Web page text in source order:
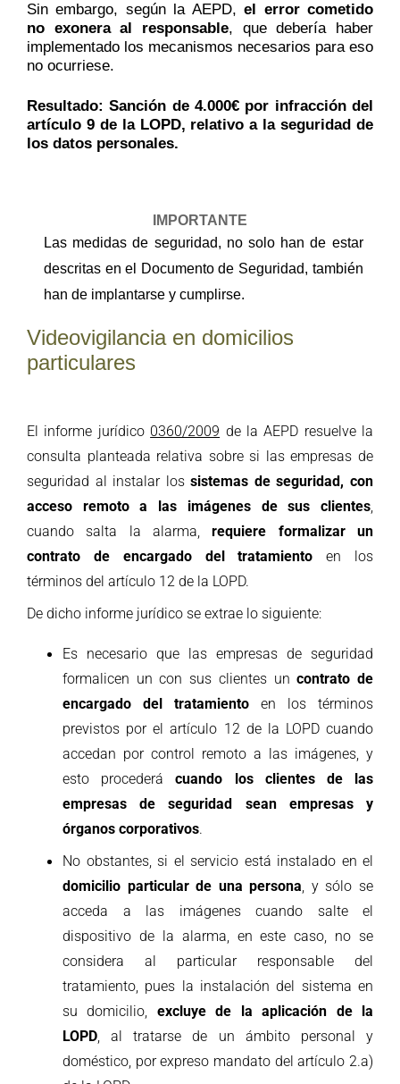
Sin embargo, según la AEPD,el error cometido
no exonera al responsable, que debería haber
implementado los mecanismos necesarios para eso
no ocurriese.
Resultado: Sanción de 4.000€ por infracción del
artículo 9 de la LOPD, relativo a la seguridad de
los datos personales.
IMPORTANTE
Las medidas de seguridad, no solo han de estar
descritas en el Documento de Seguridad, también
han de implantarse y cumplirse.
Videovigilancia en domicilios
particulares
El informe jurídico 0360/2009 de la AEPD resuelve la
consulta planteada relativa sobre si las empresas de
seguridad al instalar lossistemas de seguridad, con
acceso remoto a las imágenes de sus clientes,
cuando salta la alarma,requiere formalizar un
contrato de encargado del tratamiento en los
términos del artículo 12 de la LOPD.
De dicho informe jurídico se extrae lo siguiente:
Es necesario que las empresas de seguridad
formalicen un con sus clientes uncontrato de
encargado del tratamiento en los términos
previstos por el artículo 12 de la LOPD cuando
accedan por control remoto a las imágenes, y
esto procederácuando los clientes de las
empresas de seguridad sean empresas y
órganos corporativos.
No obstantes, si el servicio está instalado en el
domicilio particular de una persona, y sólo se
acceda a las imágenes cuando salte el
dispositivo de la alarma, en este caso, no se
considera al particular responsable del
tratamiento, pues la instalación del sistema en
su domicilio, excluye de la aplicación de la
LOPD, al tratarse de un ámbito personal y
doméstico, por expreso mandato del artículo 2.a)